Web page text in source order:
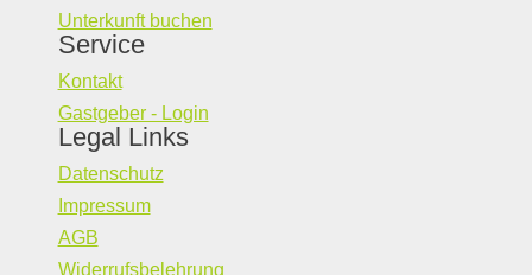
Unterkunft buchen
Service
Kontakt
Gastgeber - Login
Legal Links
Datenschutz
Impressum
AGB
Widerrufsbelehrung